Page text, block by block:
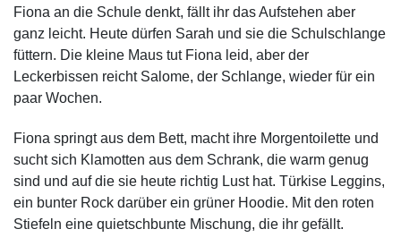
Fiona an die Schule denkt, fällt ihr das Aufstehen aber
ganz leicht. Heute dürfen Sarah und sie die Schulschlange
füttern. Die kleine Maus tut Fiona leid, aber der
Leckerbissen reicht Salome, der Schlange, wieder für ein
paar Wochen.
Fiona springt aus dem Bett, macht ihre Morgentoilette und
sucht sich Klamotten aus dem Schrank, die warm genug
sind und auf die sie heute richtig Lust hat. Türkise Leggins,
ein bunter Rock darüber ein grüner Hoodie. Mit den roten
Stiefeln eine quietschbunte Mischung, die ihr gefällt.